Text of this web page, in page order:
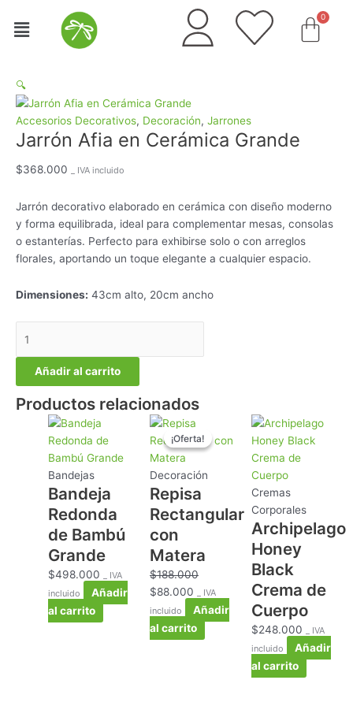
Menú
🔍
Accesorios Decorativos, Decoración, Jarrones
Jarrón Afia en Cerámica Grande
$368.000 _ IVA incluido
Jarrón decorativo elaborado en cerámica con diseño moderno
y forma equilibrada, ideal para complementar mesas, consolas
o estanterías. Perfecto para exhibirse solo o con arreglos
florales, aportando un toque elegante a cualquier espacio.
Dimensiones: 43cm alto, 20cm ancho
Afia
cantidad
Añadir al carrito
Productos relacionados
Bandejas
Bandeja
Redonda
de Bambú
Grande
$498.000
_ IVA
incluido
Añadir
al carrito
¡Oferta!
¡Oferta!
Decoración
Repisa
Rectangular
con
Matera
$188.000
El
precio
original
era:
$188.000.
$88.000
El
precio
es:
$88.000.
_ IVA
incluido
Añadir
al carrito
Cremas
Corporales
Archipelago
Honey
Black
Crema de
Cuerpo
$248.000
_ IVA
incluido
Añadir
al carrito